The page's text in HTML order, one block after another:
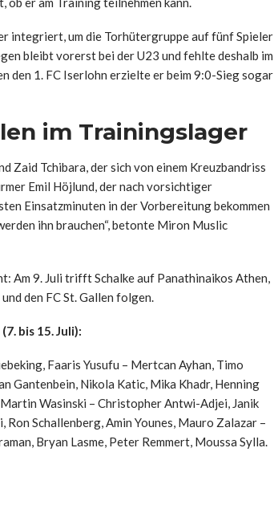
integriert, um die Torhütergruppe auf fünf Spieler
bleibt vorerst bei der U23 und fehlte deshalb im
den 1. FC Iserlohn erzielte er beim 9:0-Sieg sogar
im Trainingslager
Zaid Tchibara, der sich von einem Kreuzbandriss
Emil Höjlund, der nach vorsichtiger
Einsatzminuten in der Vorbereitung bekommen
ihn brauchen“, betonte Miron Muslic
Am 9. Juli trifft Schalke auf Panathinaikos Athen,
den FC St. Gallen folgen.
bis 15. Juli):
Faaris Yusufu – Mertcan Ayhan, Timo
Gantenbein, Nikola Katic, Mika Khadr, Henning
Wasinski – Christopher Antwi-Adjei, Janik
Ron Schallenberg, Amin Younes, Mauro Zalazar –
Bryan Lasme, Peter Remmert, Moussa Sylla.